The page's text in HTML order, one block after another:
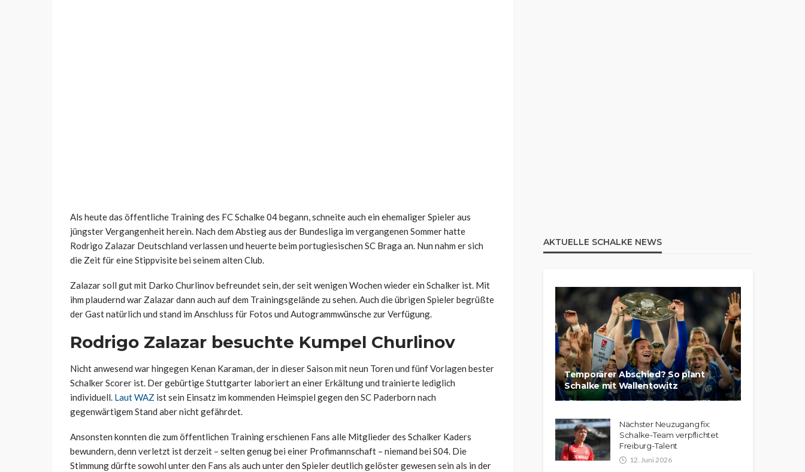
Als heute das öffentliche Training des FC Schalke 04 begann, schneite auch ein ehemaliger Spieler aus
jüngster Vergangenheit herein. Nach dem Abstieg aus der Bundesliga im vergangenen Sommer hatte
Rodrigo Zalazar Deutschland verlassen und heuerte beim portugiesischen SC Braga an. Nun nahm er sich
die Zeit für eine Stippvisite bei seinem alten Club.
Zalazar soll gut mit Darko Churlinov befreundet sein, der seit wenigen Wochen wieder ein Schalker ist. Mit
ihm plaudernd war Zalazar dann auch auf dem Trainingsgelände zu sehen. Auch die übrigen Spieler begrüßte
der Gast natürlich und stand im Anschluss für Fotos und Autogrammwünsche zur Verfügung.
Rodrigo Zalazar besuchte Kumpel Churlinov
Nicht anwesend war hingegen Kenan Karaman, der in dieser Saison mit neun Toren und fünf Vorlagen bester
Schalker Scorer ist. Der gebürtige Stuttgarter laboriert an einer Erkältung und trainierte lediglich
individuell. Laut WAZ ist sein Einsatz im kommenden Heimspiel gegen den SC Paderborn nach
gegenwärtigem Stand aber nicht gefährdet.
Ansonsten konnten die zum öffentlichen Training erschienen Fans alle Mitglieder des Schalker Kaders
bewundern, denn verletzt ist derzeit – selten genug bei einer Profimannschaft – niemand bei S04. Die
Stimmung dürfte sowohl unter den Fans als auch unter den Spieler deutlich gelöster gewesen sein als in der
AKTUELLE SCHALKE NEWS
Temporärer Abschied? So plant
Schalke mit Wallentowitz
Nächster Neuzugang fix:
Schalke-Team verpflichtet
Freiburg-Talent
12. Juni 2026